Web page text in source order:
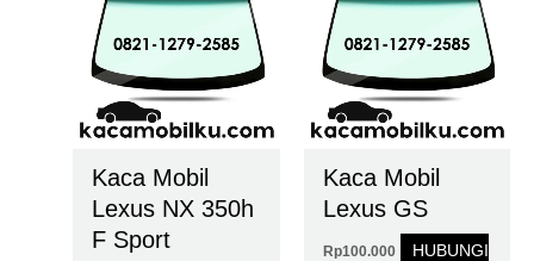
Kaca Mobil
Lexus NX 350h
F Sport
Kaca Mobil
Lexus GS
Rp100.000
HUBUNGI